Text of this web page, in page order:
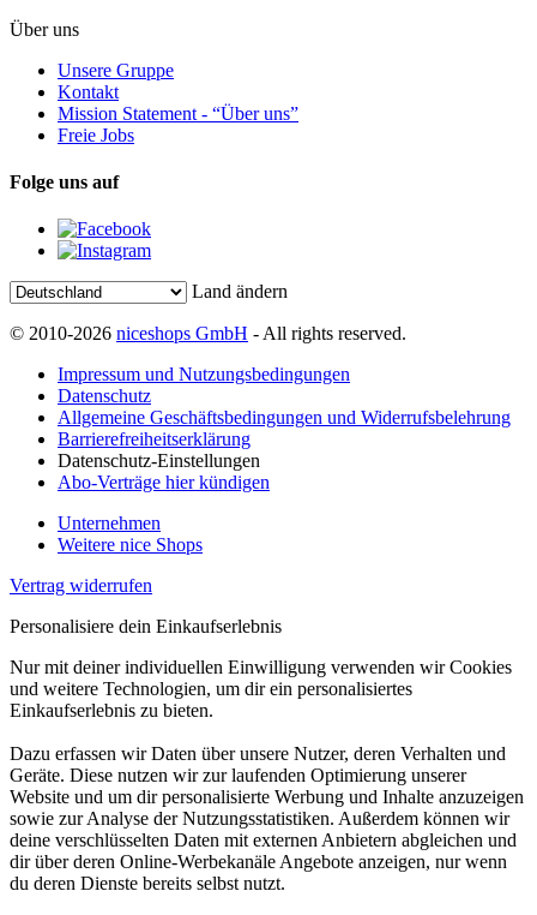
Über uns
Unsere Gruppe
Kontakt
Mission Statement - “Über uns”
Freie Jobs
Folge uns auf
Land ändern
© 2010-2026 niceshops GmbH - All rights reserved.
Impressum und Nutzungsbedingungen
Datenschutz
Allgemeine Geschäftsbedingungen und Widerrufsbelehrung
Barrierefreiheitserklärung
Datenschutz-Einstellungen
Abo-Verträge hier kündigen
Unternehmen
Weitere nice Shops
Vertrag widerrufen
Personalisiere dein Einkaufserlebnis
Nur mit deiner individuellen Einwilligung verwenden wir Cookies
und weitere Technologien, um dir ein personalisiertes
Einkaufserlebnis zu bieten.
Dazu erfassen wir Daten über unsere Nutzer, deren Verhalten und
Geräte. Diese nutzen wir zur laufenden Optimierung unserer
Website und um dir personalisierte Werbung und Inhalte anzuzeigen
sowie zur Analyse der Nutzungsstatistiken. Außerdem können wir
deine verschlüsselten Daten mit externen Anbietern abgleichen und
dir über deren Online-Werbekanäle Angebote anzeigen, nur wenn
du deren Dienste bereits selbst nutzt.